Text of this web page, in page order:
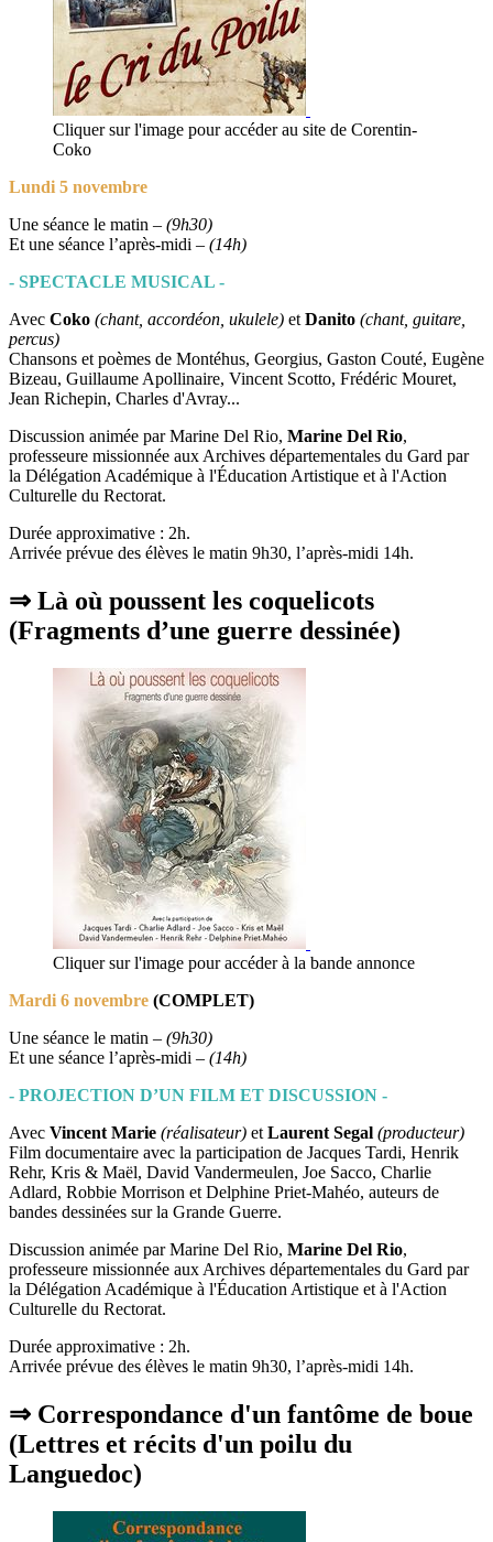
Cliquer sur l'image pour accéder au site de Corentin-
Coko
Lundi 5 novembre
Une séance le matin – (9h30)
Et une séance l’après-midi – (14h)
- SPECTACLE MUSICAL -
Avec Coko (chant, accordéon, ukulele) et Danito (chant, guitare,
percus)
Chansons et poèmes de Montéhus, Georgius, Gaston Couté, Eugène
Bizeau, Guillaume Apollinaire, Vincent Scotto, Frédéric Mouret,
Jean Richepin, Charles d'Avray...
Discussion animée par Marine Del Rio, Marine Del Rio,
professeure missionnée aux Archives départementales du Gard par
la Délégation Académique à l'Éducation Artistique et à l'Action
Culturelle du Rectorat.
Durée approximative : 2h.
Arrivée prévue des élèves le matin 9h30, l’après-midi 14h.
⇒ Là où poussent les coquelicots
(Fragments d’une guerre dessinée)
Cliquer sur l'image pour accéder à la bande annonce
Mardi 6 novembre (COMPLET)
Une séance le matin – (9h30)
Et une séance l’après-midi – (14h)
- PROJECTION D’UN FILM ET DISCUSSION -
Avec Vincent Marie (réalisateur) et Laurent Segal (producteur)
Film documentaire avec la participation de Jacques Tardi, Henrik
Rehr, Kris & Maël, David Vandermeulen, Joe Sacco, Charlie
Adlard, Robbie Morrison et Delphine Priet-Mahéo, auteurs de
bandes dessinées sur la Grande Guerre.
Discussion animée par Marine Del Rio, Marine Del Rio,
professeure missionnée aux Archives départementales du Gard par
la Délégation Académique à l'Éducation Artistique et à l'Action
Culturelle du Rectorat.
Durée approximative : 2h.
Arrivée prévue des élèves le matin 9h30, l’après-midi 14h.
⇒ Correspondance d'un fantôme de boue
(Lettres et récits d'un poilu du
Languedoc)